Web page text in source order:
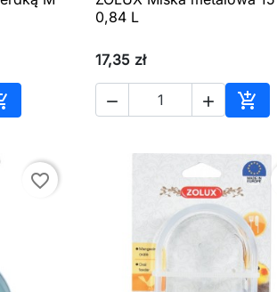
do koszyka
 Szybki podgląd
0,84 L
17,35 zł
  
favorite_border